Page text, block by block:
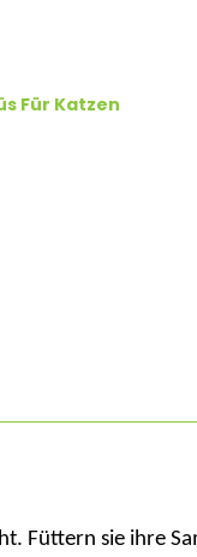
Für Katzen
Füttern sie ihre